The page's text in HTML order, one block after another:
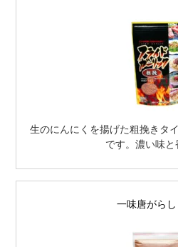
生のにんにくを揚げた粗挽きタ
です。濃い味と
一味唐がら